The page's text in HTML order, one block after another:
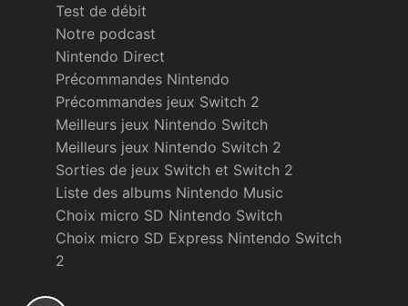
Test de débit
Notre podcast
Nintendo Direct
Précommandes Nintendo
Précommandes jeux Switch 2
Meilleurs jeux Nintendo Switch
Meilleurs jeux Nintendo Switch 2
Sorties de jeux Switch et Switch 2
Liste des albums Nintendo Music
Choix micro SD Nintendo Switch
Choix micro SD Express Nintendo Switch
2